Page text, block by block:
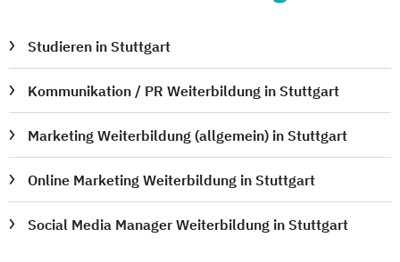
Studieren in Stuttgart
Kommunikation / PR Weiterbildung in Stuttgart
Marketing Weiterbildung (allgemein) in Stuttgart
Online Marketing Weiterbildung in Stuttgart
Social Media Manager Weiterbildung in Stuttgart